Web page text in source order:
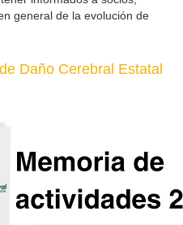
general de la evolución de
Daño Cerebral Estatal